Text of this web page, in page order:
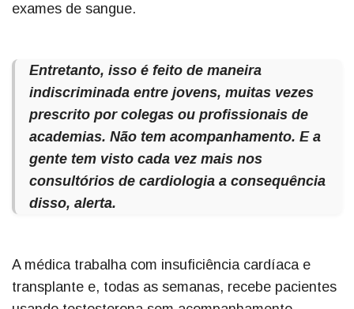
exames de sangue.
Entretanto, isso é feito de maneira
indiscriminada entre jovens, muitas vezes
prescrito por colegas ou profissionais de
academias. Não tem acompanhamento. E a
gente tem visto cada vez mais nos
consultórios de cardiologia a consequência
disso, alerta.
A médica trabalha com insuficiência cardíaca e
transplante e, todas as semanas, recebe pacientes